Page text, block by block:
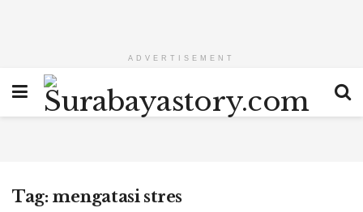
ADVERTISEMENT
Tag: mengatasi stres